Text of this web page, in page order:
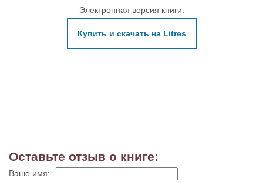
Электронная версия книги:
Купить и скачать на Litres
Оставьте отзыв о книге:
Ваше имя: